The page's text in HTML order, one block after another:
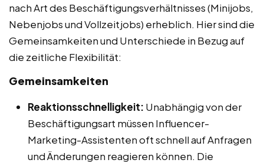
nach Art des Beschäftigungsverhältnisses (Minijobs,
Nebenjobs und Vollzeitjobs) erheblich. Hier sind die
Gemeinsamkeiten und Unterschiede in Bezug auf
die zeitliche Flexibilität:
Gemeinsamkeiten
Reaktionsschnelligkeit: Unabhängig von der
Beschäftigungsart müssen Influencer-
Marketing-Assistenten oft schnell auf Anfragen
und Änderungen reagieren können. Die